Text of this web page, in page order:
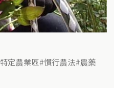
特定農業區 慣行農法 農藥